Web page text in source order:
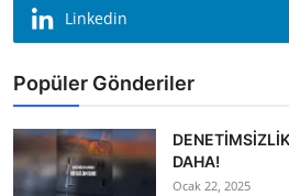
Galeri
E-GAZETE
Linkedin
Popüler Gönderiler
DAHA!
Ocak 22, 2025